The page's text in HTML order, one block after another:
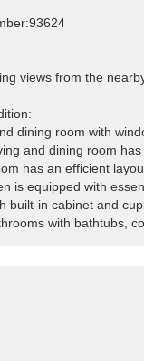
views from the
dining room with
and dining room
has an efficient
is equipped with
built-in cabinet and
with bathtubs,